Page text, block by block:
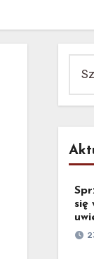
się